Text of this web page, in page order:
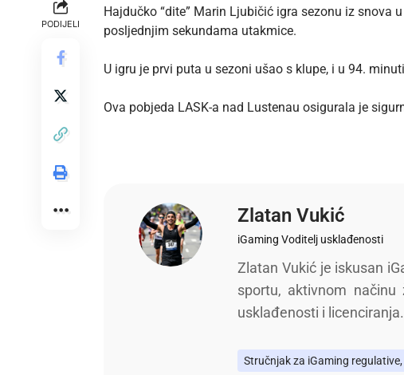
PODIJELI
Hajdučko “dite” Marin Ljubičić igra sezonu iz snova
posljednjim sekundama utakmice.
U igru je prvi puta u sezoni ušao s klupe, i u 94.
Ova pobjeda LASK-a nad Lustenau osigurala je
Zlatan Vukić
iGaming Voditelj usklađenosti
Zlatan Vukić je iskusan
sportu, aktivnom
usklađenosti i
Stručnjak za iGaming